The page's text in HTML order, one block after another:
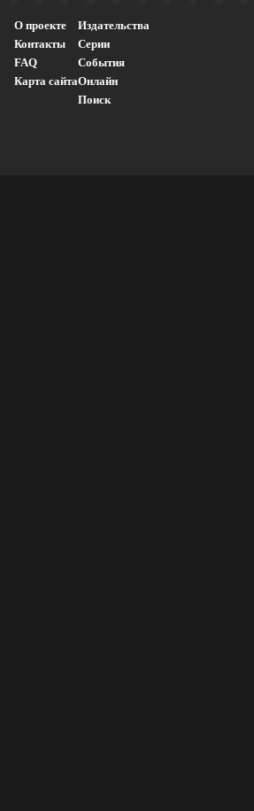
О проекте
Контакты
FAQ
Карта сайта
Издательства
Серии
События
Онлайн
Поиск